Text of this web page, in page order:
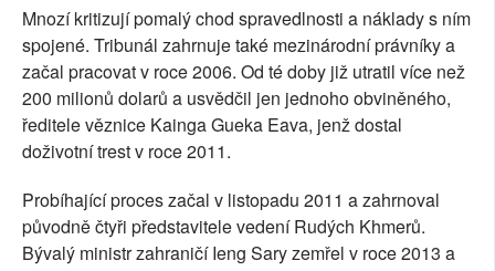
Mnozí kritizují pomalý chod spravedlnosti a náklady s ním
spojené. Tribunál zahrnuje také mezinárodní právníky a
začal pracovat v roce 2006. Od té doby již utratil více než
200 milionů dolarů a usvědčil jen jednoho obviněného,
ředitele věznice Kainga Gueka Eava, jenž dostal
doživotní trest v roce 2011.
Probíhající proces začal v listopadu 2011 a zahrnoval
původně čtyři představitele vedení Rudých Khmerů.
Bývalý ministr zahraničí Ieng Sary zemřel v roce 2013 a